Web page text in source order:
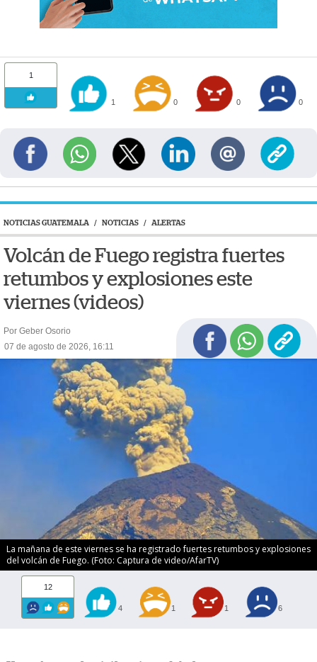
1
1 0 0 0
NOTICIAS GUATEMALA / NOTICIAS / ALERTAS
Volcán de Fuego registra fuertes
retumbos y explosiones este
viernes (videos)
Por Geber Osorio
07 de agosto de 2026, 16:11
La mañana de este viernes se ha registrado fuertes retumbos y explosiones
del volcán de Fuego. (Foto: Captura de video/AfarTV)
12
4 1 1 6